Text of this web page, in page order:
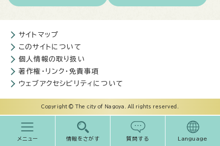
メニュー 情報をさがす 質問する Language
サイトマップ
このサイトについて
個人情報の取り扱い
著作権・リンク・免責事項
ウェブアクセシビリティについて
Copyright © The city of Nagoya. All rights reserved.